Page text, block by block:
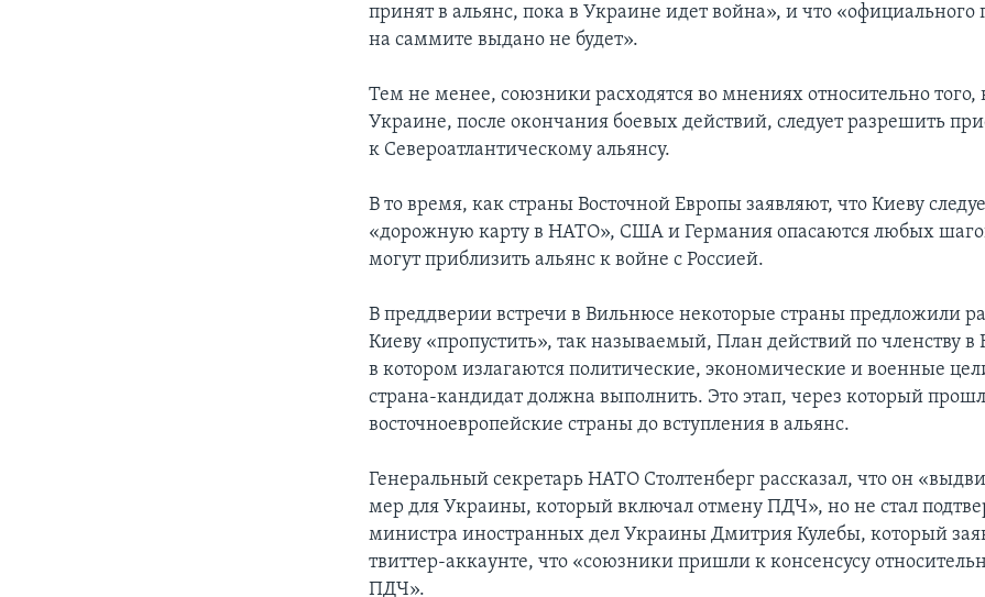
принят в альянс, пока в Украине идет война», и что
на саммите выдано не будет».
Тем не менее, союзники расходятся во мнениях относительно того,
Украине, после окончания боевых действий, следует разрешить
к Североатлантическому альянсу.
В то время, как страны Восточной Европы заявляют, что Киеву
«дорожную карту в НАТО», США и Германия опасаются любых
могут приблизить альянс к войне с Россией.
В преддверии встречи в Вильнюсе некоторые страны предложили
Киеву «пропустить», так называемый, План действий по членству
в котором излагаются политические, экономические и военные
страна-кандидат должна выполнить. Это этап, через который
восточноевропейские страны до вступления в альянс.
Генеральный секретарь НАТО Столтенберг рассказал, что он
мер для Украины, который включал отмену ПДЧ», но не стал
министра иностранных дел Украины Дмитрия Кулебы, который
твиттер-аккаунте, что «союзники пришли к консенсусу
ПДЧ».